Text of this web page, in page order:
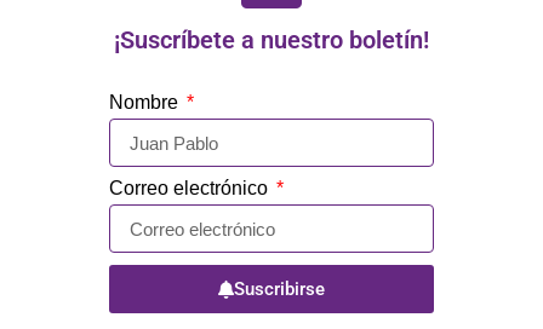
¡Suscríbete a nuestro boletín!
Nombre
Correo electrónico
Suscribirse